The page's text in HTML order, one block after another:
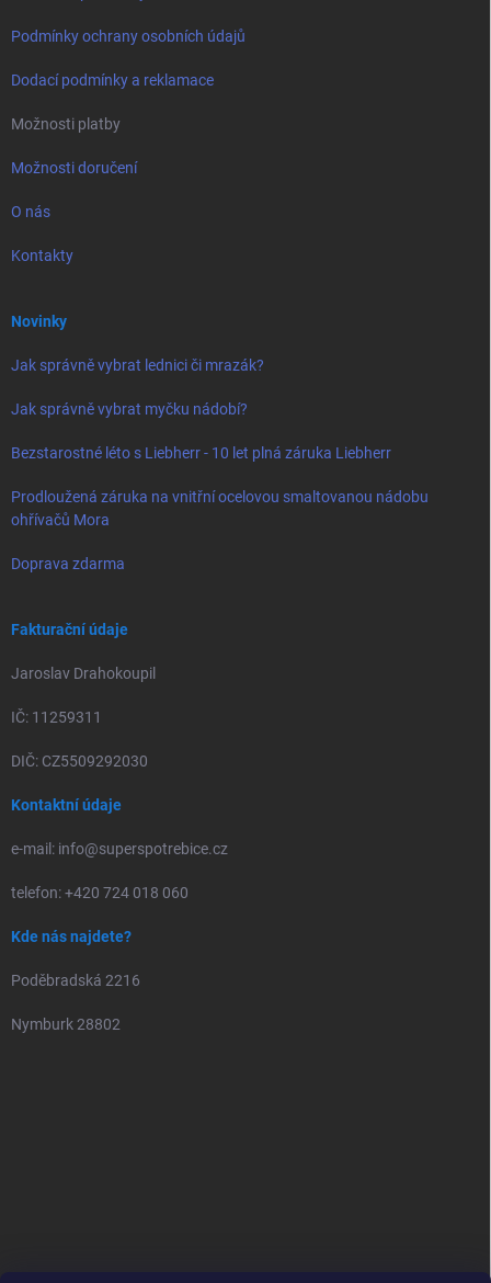
Podmínky ochrany osobních údajů
Dodací podmínky a reklamace
Možnosti platby
Možnosti doručení
O nás
Kontakty
Novinky
Jak správně vybrat lednici či mrazák?
Jak správně vybrat myčku nádobí?
Bezstarostné léto s Liebherr - 10 let plná záruka Liebherr
Prodloužená záruka na vnitřní ocelovou smaltovanou nádobu
ohřívačů Mora
Doprava zdarma
Fakturační údaje
Jaroslav Drahokoupil
IČ: 11259311
DIČ: CZ5509292030
Kontaktní údaje
e-mail: info@superspotrebice.cz
telefon: +420 724 018 060
Kde nás najdete?
Poděbradská 2216
Nymburk 28802